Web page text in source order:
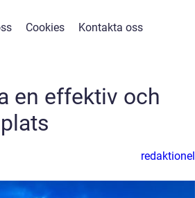
Cookies Kontakta oss
en effektiv och
redaktionel